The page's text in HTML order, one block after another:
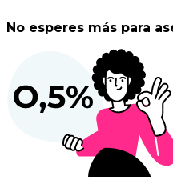
No esperes más para